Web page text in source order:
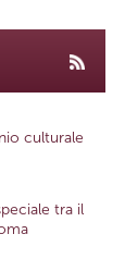
culturale
tra il